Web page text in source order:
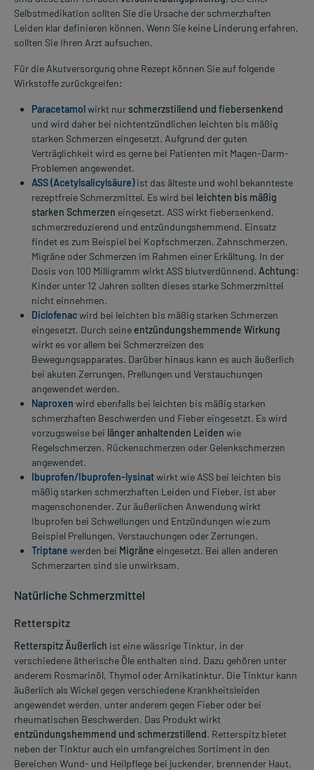
Selbstmedikation sollten Sie die Ursache der schmerzhaften
Leiden klar definieren können. Wenn Sie keine Linderung erfahren,
sollten Sie Ihren Arzt aufsuchen.
Für die Akutversorgung ohne Rezept können Sie auf folgende
Wirkstoffe zurückgreifen:
Paracetamolwirkt nurschmerzstillend und fiebersenkend
und wird daher bei nichtentzündlichen leichten bis mäßig
starken Schmerzen eingesetzt. Aufgrund der guten
Verträglichkeit wird es gerne bei Patienten mit Magen-Darm-
Problemen angewendet.
ASS (Acetylsalicylsäure)ist das älteste und wohl bekannteste
rezeptfreie Schmerzmittel. Es wird bei leichten bis mäßig
starken Schmerzen eingesetzt. ASS wirkt fiebersenkend,
schmerzreduzierend und entzündungshemmend. Einsatz
findet es zum Beispiel bei Kopfschmerzen, Zahnschmerzen,
Migräne oder Schmerzen im Rahmen einer Erkältung. In der
Dosis von 100 Milligramm wirkt ASS blutverdünnend. Achtung:
Kinder unter 12 Jahren sollten dieses starke Schmerzmittel
nicht einnehmen.
Diclofenacwird bei leichten bis mäßig starken Schmerzen
eingesetzt. Durch seineentzündungshemmende Wirkung
wirkt es vor allem bei Schmerzreizen des
Bewegungsapparates. Darüber hinaus kann es auch äußerlich
bei akuten Zerrungen, Prellungen und Verstauchungen
angewendet werden.
Naproxen wird ebenfalls bei leichten bis mäßig starken
schmerzhaften Beschwerden und Fieber eingesetzt. Es wird
vorzugsweise bei länger anhaltenden Leiden wie
Regelschmerzen, Rückenschmerzen oder Gelenkschmerzen
angewendet.
Ibuprofen/Ibuprofen-lysinatwirkt wie ASS bei leichten bis
mäßig starken schmerzhaften Leiden und Fieber, ist aber
magenschonender. Zur äußerlichen Anwendung wirkt
Ibuprofen bei Schwellungen und Entzündungen wie zum
Beispiel Prellungen, Verstauchungen oder Zerrungen.
Triptane werden bei Migräne eingesetzt. Bei allen anderen
Schmerzarten sind sie unwirksam.
Natürliche Schmerzmittel
Retterspitz
Retterspitz Äußerlich ist eine wässrige Tinktur, in der
verschiedene ätherische Öle enthalten sind. Dazu gehören unter
anderem Rosmarinöl, Thymol oder Arnikatinktur. Die Tinktur kann
äußerlich als Wickel gegen verschiedene Krankheitsleiden
angewendet werden, unter anderem gegen Fieber oder bei
rheumatischen Beschwerden. Das Produkt wirkt
entzündungshemmend und schmerzstillend. Retterspitz bietet
neben der Tinktur auch ein umfangreiches Sortiment in den
Bereichen Wund- und Heilpflege bei juckender, brennender Haut,